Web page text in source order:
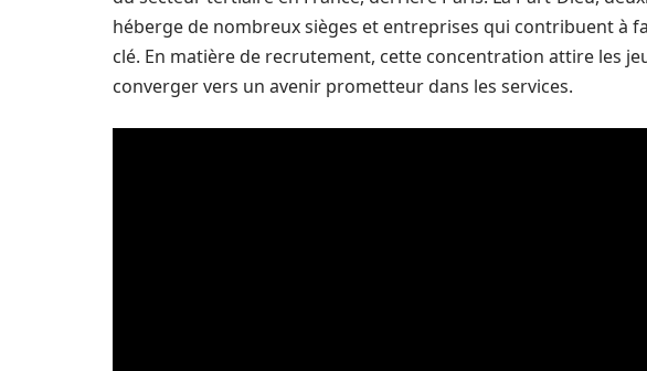
héberge de nombreux sièges et entreprises qui contribuent à
clé. En matière de recrutement, cette concentration attire les
converger vers un avenir prometteur dans les services.